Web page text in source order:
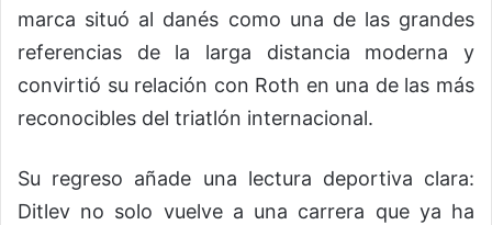
marca situó al danés como una de las grandes
referencias de la larga distancia moderna y
convirtió su relación con Roth en una de las más
reconocibles del triatlón internacional.
Su regreso añade una lectura deportiva clara:
Ditlev no solo vuelve a una carrera que ya ha